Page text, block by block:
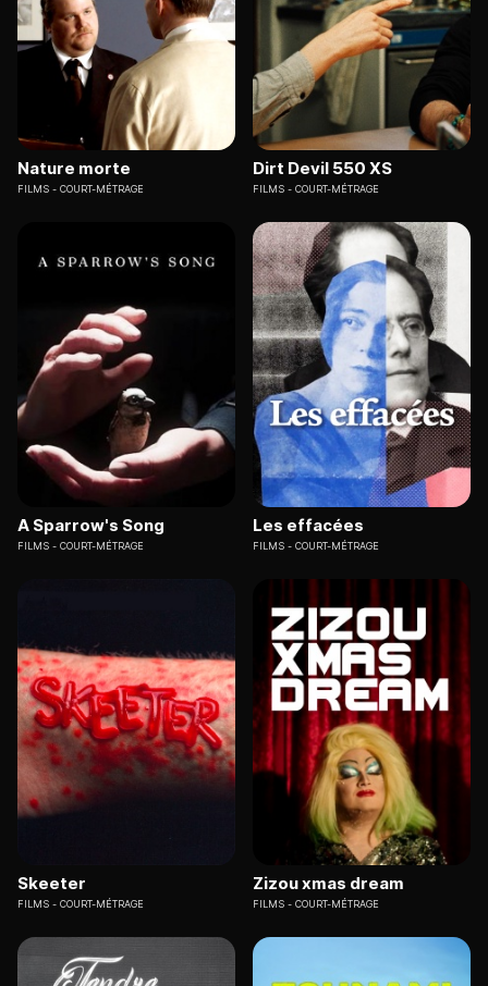
Nature morte
FILMS COURT-MÉTRAGE
Dirt Devil 550 XS
FILMS COURT-MÉTRAGE
A Sparrow's Song
FILMS COURT-MÉTRAGE
Les effacées
FILMS COURT-MÉTRAGE
Skeeter
FILMS COURT-MÉTRAGE
Zizou xmas dream
FILMS COURT-MÉTRAGE